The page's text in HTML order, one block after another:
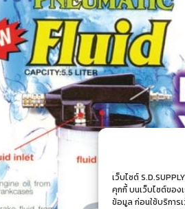
เว็บไซต์
คุกกี้ บนเว็บไซต์ของ
ข้อมูล ก่อนใช้บริการ